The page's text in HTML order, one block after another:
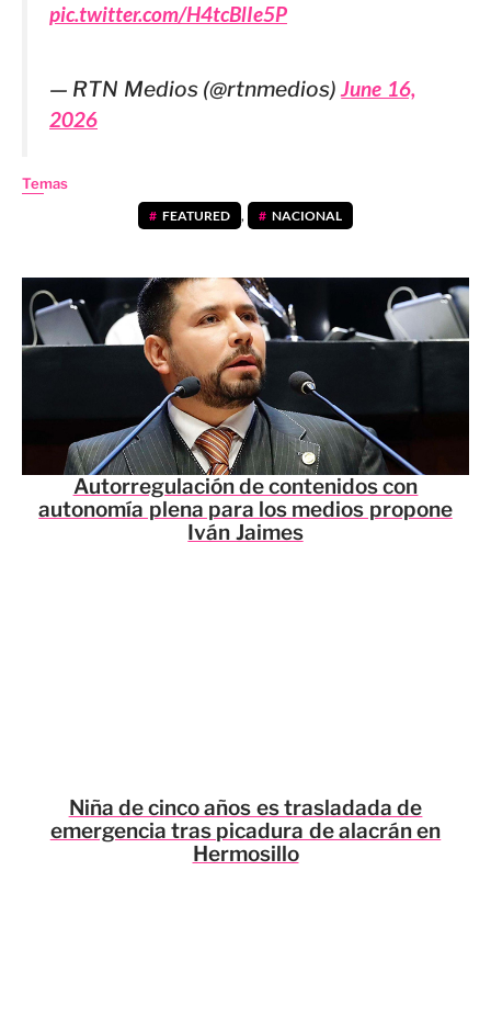
pic.twitter.com/H4tcBlIe5P
— RTN Medios (@rtnmedios)June 16,
2026
Temas
FEATURED , NACIONAL
Autorregulación de contenidos con
autonomía plena para los medios propone
Iván Jaimes
Niña de cinco años es trasladada de
emergencia tras picadura de alacrán en
Hermosillo